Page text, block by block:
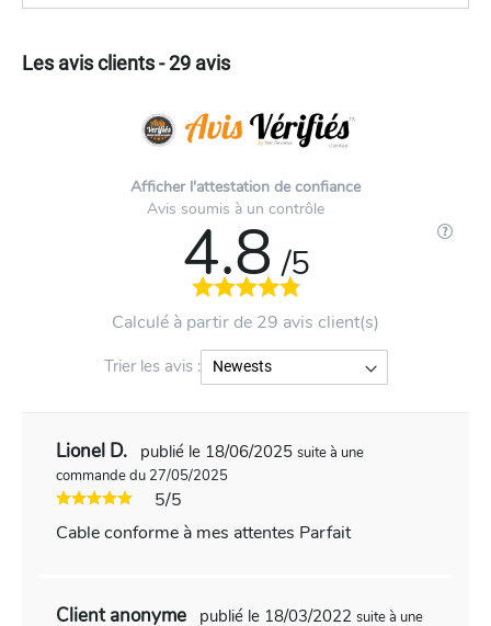
Les avis clients - 29 avis
Afficher l'attestation de confiance
Avis soumis à un contrôle
4.8 /5
Calculé à partir de 29 avis client(s)
Trier les avis :
Lionel D. publié le 18/06/2025 suite à une
commande du 27/05/2025
5/5
Cable conforme à mes attentes Parfait
Client anonyme publié le 18/03/2022 suite à une